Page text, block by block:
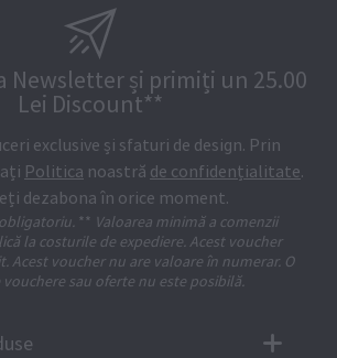
Newsletter și primiți un 25.00
Lei Discount**
exclusive și sfaturi de design. Prin
Politica noastră de confidențialitate.
dezabona în orice moment.
** Valoarea minimă a comenzii
la costurile de expediere. Acest voucher
Acest voucher nu are valoare în numerar. O
sau oferte nu este posibilă.